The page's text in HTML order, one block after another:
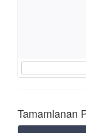
Tamamlanan